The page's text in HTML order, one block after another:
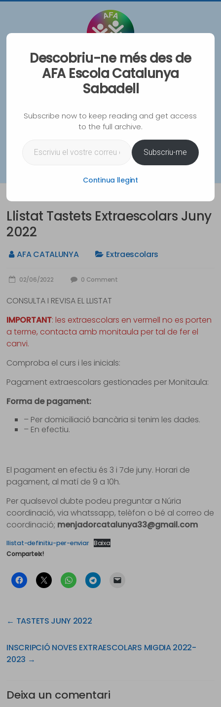
AFA Escola Catalunya
Sabadell
Associació de Famílies d'Alumnes de l'Escola
Catalunya de Sabadell
Menu
Llistat Tastets Extraescolars Juny
2022
AFA CATALUNYA Extraescolars
02/06/2022 0 Comment
CONSULTA I REVISA EL LLISTAT
IMPORTANT: les extraescolars en vermell no es porten
a terme, contacta amb monitaula per tal de fer el
canvi.
Comproba el curs i les inicials:
Pagament extraescolars gestionades per Monitaula:
Forma de pagament:
– Per domiciliació bancària si tenim les dades.
– En efectiu.
El pagament en efectiu és 3 i 7de juny. Horari de
pagament, al matí de 9 a 10h.
Per qualsevol dubte podeu preguntar a Núria
coordinació, via whatssapp, telèfon o bé al correo de
coordinació; menjadorcatalunya33@gmail.com
llistat-definitiu-per-enviar Baixa
Comparteix!
← TASTETS JUNY 2022
INSCRIPCIÓ NOVES EXTRAESCOLARS MIGDIA 2022-
2023 →
Deixa un comentari
Descobriu-ne més des de
AFA Escola Catalunya
Sabadell
Subscribe now to keep reading and get access
to the full archive.
Subscriu-me
Continua llegint